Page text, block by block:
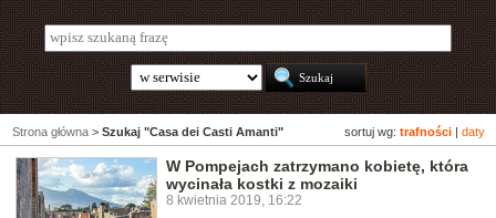
sortuj wg: trafności daty
Strona główna > Szukaj "Casa dei Casti Amanti"
W Pompejach zatrzymano kobietę, która
wycinała kostki z mozaiki
8 kwietnia 2019, 16:22